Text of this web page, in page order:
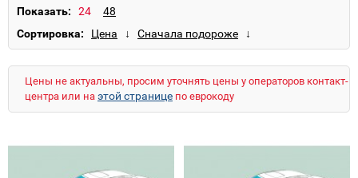
Показать:
Сортировка:
Цены не актуальны, просим уточнять цены у операторов контакт-
центра или на этой странице по еврокоду